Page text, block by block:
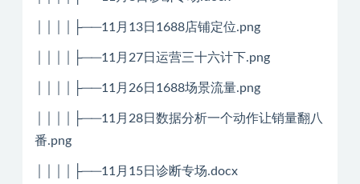
││││├──11月13日1688店铺定位.png
││││├──11月27日运营三十六计下.png
││││├──11月26日1688场景流量.png
││││├──11月28日数据分析一个动作让销量翻八
番.png
││││├──11月15日诊断专场.docx